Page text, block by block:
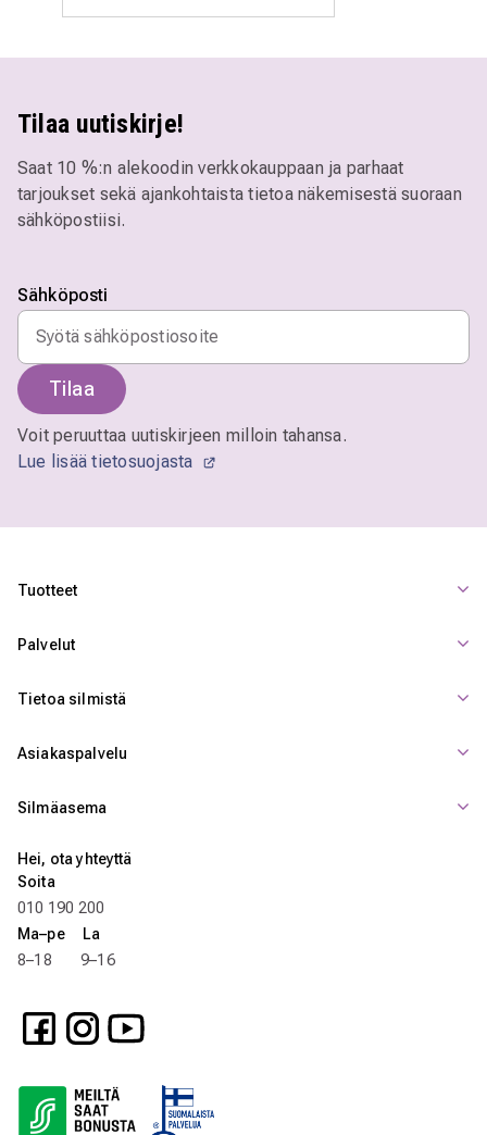
Tilaa uutiskirje!
Saat 10 %:n alekoodin verkkokauppaan ja parhaat
tarjoukset sekä ajankohtaista tietoa näkemisestä suoraan
sähköpostiisi.
Sähköposti
Tilaa
Voit peruuttaa uutiskirjeen milloin tahansa.
Lue lisää tietosuojasta
Tuotteet
Palvelut
Tietoa silmistä
Asiakaspalvelu
Silmäasema
Hei, ota yhteyttä
Soita
010 190 200
Ma–pe La
8–18 9–16